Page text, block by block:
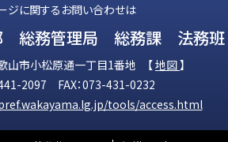
ジに関するお問い合わせは
総務管理局 総務課 法務班
市小松原通一丁目1番地 【地図】
2097 FAX：073-431-0232
tools/access.html